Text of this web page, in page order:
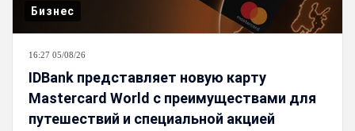
Бизнес
16:27 05/08/26
IDBank представляет новую карту
Mastercard World с преимуществами для
путешествий и специальной акцией